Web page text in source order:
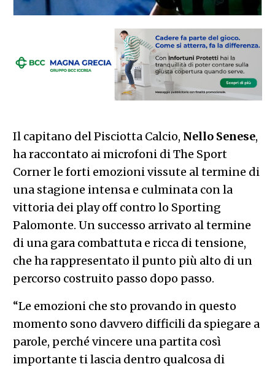
Il capitano del Pisciotta Calcio, Nello Senese,
ha raccontato ai microfoni di The Sport
Corner le forti emozioni vissute al termine di
una stagione intensa e culminata con la
vittoria dei play off contro lo Sporting
Palomonte. Un successo arrivato al termine
di una gara combattuta e ricca di tensione,
che ha rappresentato il punto più alto di un
percorso costruito passo dopo passo.
“Le emozioni che sto provando in questo
momento sono davvero difficili da spiegare a
parole, perché vincere una partita così
importante ti lascia dentro qualcosa di